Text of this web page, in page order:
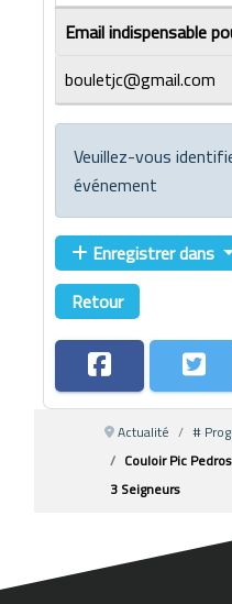
Email indispensable
bouletjc@gmail.com
Veuillez-vous
événement
Enregistrer dans
Retour
Actualité
#
Couloir Pic
3 Seigneurs